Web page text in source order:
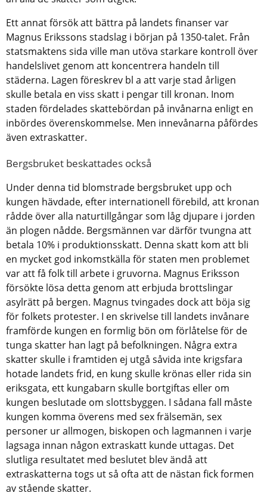
Ett annat försök att bättra på landets finanser var
Magnus Erikssons stadslag i början på 1350-talet. Från
statsmaktens sida ville man utöva starkare kontroll över
handelslivet genom att koncentrera handeln till
städerna. Lagen föreskrev bl a att varje stad årligen
skulle betala en viss skatt i pengar till kronan. Inom
staden fördelades skattebördan på invånarna enligt en
inbördes överenskommelse. Men innevånarna påfördes
även extraskatter.
Bergsbruket beskattades också
Under denna tid blomstrade bergsbruket upp och
kungen hävdade, efter internationell förebild, att kronan
rådde över alla naturtillgångar som låg djupare i jorden
än plogen nådde. Bergsmännen var därför tvungna att
betala 10% i produktionsskatt. Denna skatt kom att bli
en mycket god inkomstkälla för staten men problemet
var att få folk till arbete i gruvorna. Magnus Eriksson
försökte lösa detta genom att erbjuda brottslingar
asylrätt på bergen. Magnus tvingades dock att böja sig
för folkets protester. I en skrivelse till landets invånare
framförde kungen en formlig bön om förlåtelse för de
tunga skatter han lagt på befolkningen. Några extra
skatter skulle i framtiden ej utgå såvida inte krigsfara
hotade landets frid, en kung skulle krönas eller rida sin
eriksgata, ett kungabarn skulle bortgiftas eller om
kungen beslutade om slottsbyggen. I sådana fall måste
kungen komma överens med sex frälsemän, sex
personer ur allmogen, biskopen och lagmannen i varje
lagsaga innan någon extraskatt kunde uttagas. Det
slutliga resultatet med beslutet blev ändå att
extraskatterna togs ut så ofta att de nästan fick formen
av stående skatter.